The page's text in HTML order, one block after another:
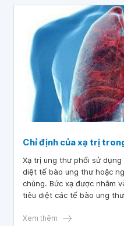
Chỉ định của xạ trị
Xạ trị ung thư phổi sử
diệt tế bào ung thư hoặc
chúng. Bức xạ được nhắm
tiêu diệt các tế bào ung
hãy tham khảo bài viết dưới
Xem thêm